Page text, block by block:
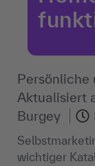
Persönliche
Aktualisiert
Burgey
wichtiger